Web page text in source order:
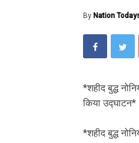
By Nation
*शहीद बुद्ध
किया उद्घाटन*
*शहीद बुद्ध